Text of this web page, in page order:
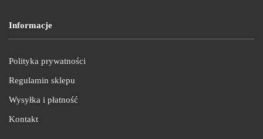
Informacje
Polityka prywatności
Regulamin sklepu
Wysyłka i płatność
Kontakt